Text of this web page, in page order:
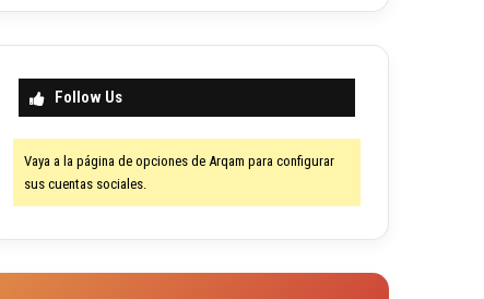
Follow Us
Vaya a la página de opciones de Arqam para configurar
sus cuentas sociales.